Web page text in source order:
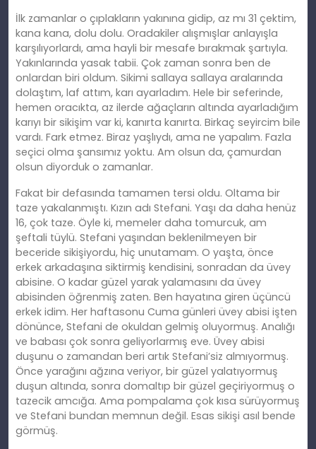
İlk zamanlar o çıplakların yakınına gidip, az mı 31 çektim,
kana kana, dolu dolu. Oradakiler alışmışlar anlayışla
karşılıyorlardı, ama hayli bir mesafe bırakmak şartıyla.
Yakınlarında yasak tabii. Çok zaman sonra ben de
onlardan biri oldum. Sikimi sallaya sallaya aralarında
dolaştım, laf attım, karı ayarladım. Hele bir seferinde,
hemen oracıkta, az ilerde ağaçların altında ayarladığım
karıyı bir sikişim var ki, kanırta kanırta. Birkaç seyircim bile
vardı. Fark etmez. Biraz yaşlıydı, ama ne yapalım. Fazla
seçici olma şansımız yoktu. Am olsun da, çamurdan
olsun diyorduk o zamanlar.
Fakat bir defasında tamamen tersi oldu. Oltama bir
taze yakalanmıştı. Kızın adı Stefani. Yaşı da daha henüz
16, çok taze. Öyle ki, memeler daha tomurcuk, am
şeftali tüylü. Stefani yaşından beklenilmeyen bir
beceride sikişiyordu, hiç unutamam. O yaşta, önce
erkek arkadaşına siktirmiş kendisini, sonradan da üvey
abisine. O kadar güzel yarak yalamasını da üvey
abisinden öğrenmiş zaten. Ben hayatına giren üçüncü
erkek idim. Her haftasonu Cuma günleri üvey abisi işten
dönünce, Stefani de okuldan gelmiş oluyormuş. Analığı
ve babası çok sonra geliyorlarmış eve. Üvey abisi
duşunu o zamandan beri artık Stefani’siz almıyormuş.
Önce yarağını ağzına veriyor, bir güzel yalatıyormuş
duşun altında, sonra domaltıp bir güzel geçiriyormuş o
tazecik amcığa. Ama pompalama çok kısa sürüyormuş
ve Stefani bundan memnun değil. Esas sikişi asıl bende
görmüş.